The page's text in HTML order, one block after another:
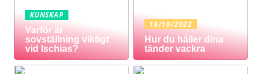
KUNSKAP
Varför är
sovställning viktigt
vid Ischias?
18/10/2022
Hur du håller dina
tänder vackra